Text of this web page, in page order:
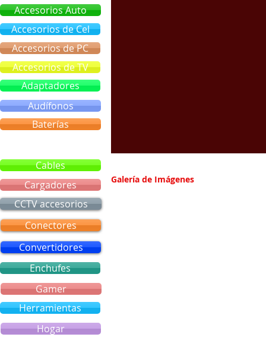
Galería de Imágenes
Accesorios de PC
Accesorios de TV
Audífonos
Cables
Adaptadores
Accesorios de Cel
Baterías
Cargadores
Accesorios Auto
Convertidores
CCTV accesorios
Enchufes
Conectores
Gamer
Herramientas
Hogar